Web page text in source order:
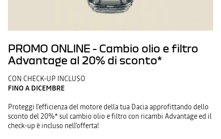
PROMO ONLINE - Cambio olio e filtro
Advantage al 20% di sconto*
CON CHECK-UP INCLUSO
FINO A DICEMBRE
Proteggi l’efficienza del motore della tua Dacia approfittando dello
sconto del 20%* sul cambio olio e filtro con ricambi Advantage ed il
check-up è incluso nell'offerta!